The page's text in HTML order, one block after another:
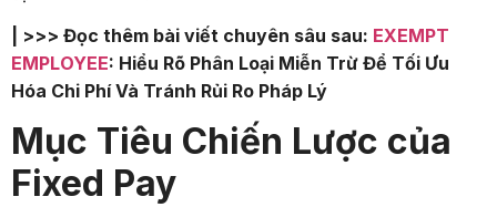
| >>> Đọc thêm bài viết chuyên sâu sau: EXEMPT
EMPLOYEE: Hiểu Rõ Phân Loại Miễn Trừ Để Tối Ưu
Hóa Chi Phí Và Tránh Rủi Ro Pháp Lý
Mục Tiêu Chiến Lược của
Fixed Pay